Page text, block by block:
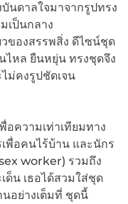
นดาลใจมาจากรูปทรง
เป็นกลาง
ของสรรพสิ่ง ดีไซน์ชุด
ไหล ยืนหยุ่น ทรงชุดจึง
ม่คงรูปชัดเจน
อความเท่าเทียมทาง
พื่อคนไร้บ้าน และนักร
worker) รวมถึง
ด็น เธอได้สวมใส่ชุด
นอย่างเต็มที่ ชุดนี้